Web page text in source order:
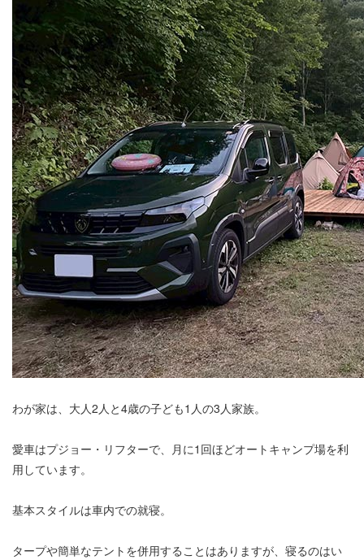
わが家は、大人2人と4歳の子ども1人の3人家族。
愛車はプジョー・リフターで、月に1回ほどオートキャンプ場を利
用しています。
基本スタイルは車内での就寝。
タープや簡単なテントを併用することはありますが、寝るのはい